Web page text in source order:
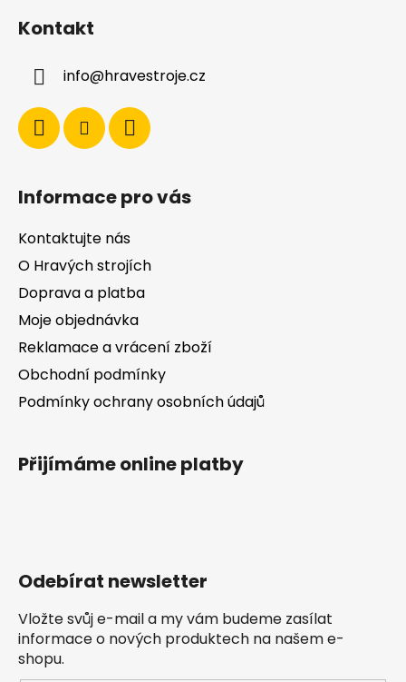
Kontakt
info@hravestroje.cz
Informace pro vás
Kontaktujte nás
O Hravých strojích
Doprava a platba
Moje objednávka
Reklamace a vrácení zboží
Obchodní podmínky
Podmínky ochrany osobních údajů
Přijímáme online platby
Odebírat newsletter
Vložte svůj e-mail a my vám budeme zasílat
informace o nových produktech na našem e-
shopu.